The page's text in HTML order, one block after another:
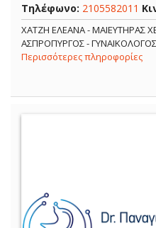
Τηλέφωνο: 2105582011
ΧΑΤΖΗ ΕΛΕΑΝΑ - ΜΑΙΕΥΤΗΡΑΣ
ΑΣΠΡΟΠΥΡΓΟΣ -
Περισσότερες πληροφορίες